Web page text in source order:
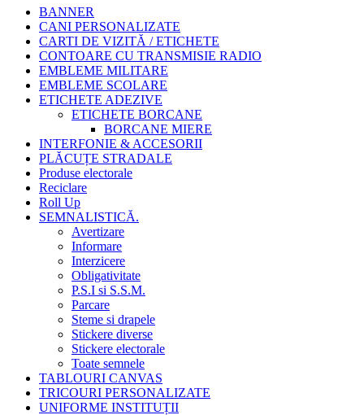
BANNER
CANI PERSONALIZATE
CARTI DE VIZITĂ / ETICHETE
CONTOARE CU TRANSMISIE RADIO
EMBLEME MILITARE
EMBLEME SCOLARE
ETICHETE ADEZIVE
ETICHETE BORCANE
BORCANE MIERE
INTERFONIE & ACCESORII
PLĂCUȚE STRADALE
Produse electorale
Reciclare
Roll Up
SEMNALISTICĂ.
Avertizare
Informare
Interzicere
Obligativitate
P.S.I si S.S.M.
Parcare
Steme si drapele
Stickere diverse
Stickere electorale
Toate semnele
TABLOURI CANVAS
TRICOURI PERSONALIZATE
UNIFORME INSTITUȚII